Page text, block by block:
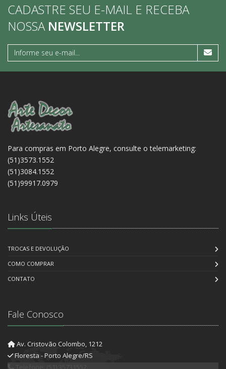
CADASTRE SEU E-MAIL E RECEBA
NOSSA NEWSLETTER
Para compras em Porto Alegre, consulte o telemarketing:
(51)3573.1552
(51)3084.1552
(51)99917.0979
Links Úteis
TROCAS E DEVOLUÇÃO
COMO COMPRAR
CONTATO
Fale Conosco
Av. Cristovão Colombo, 1212
Floresta - Porto Alegre/RS